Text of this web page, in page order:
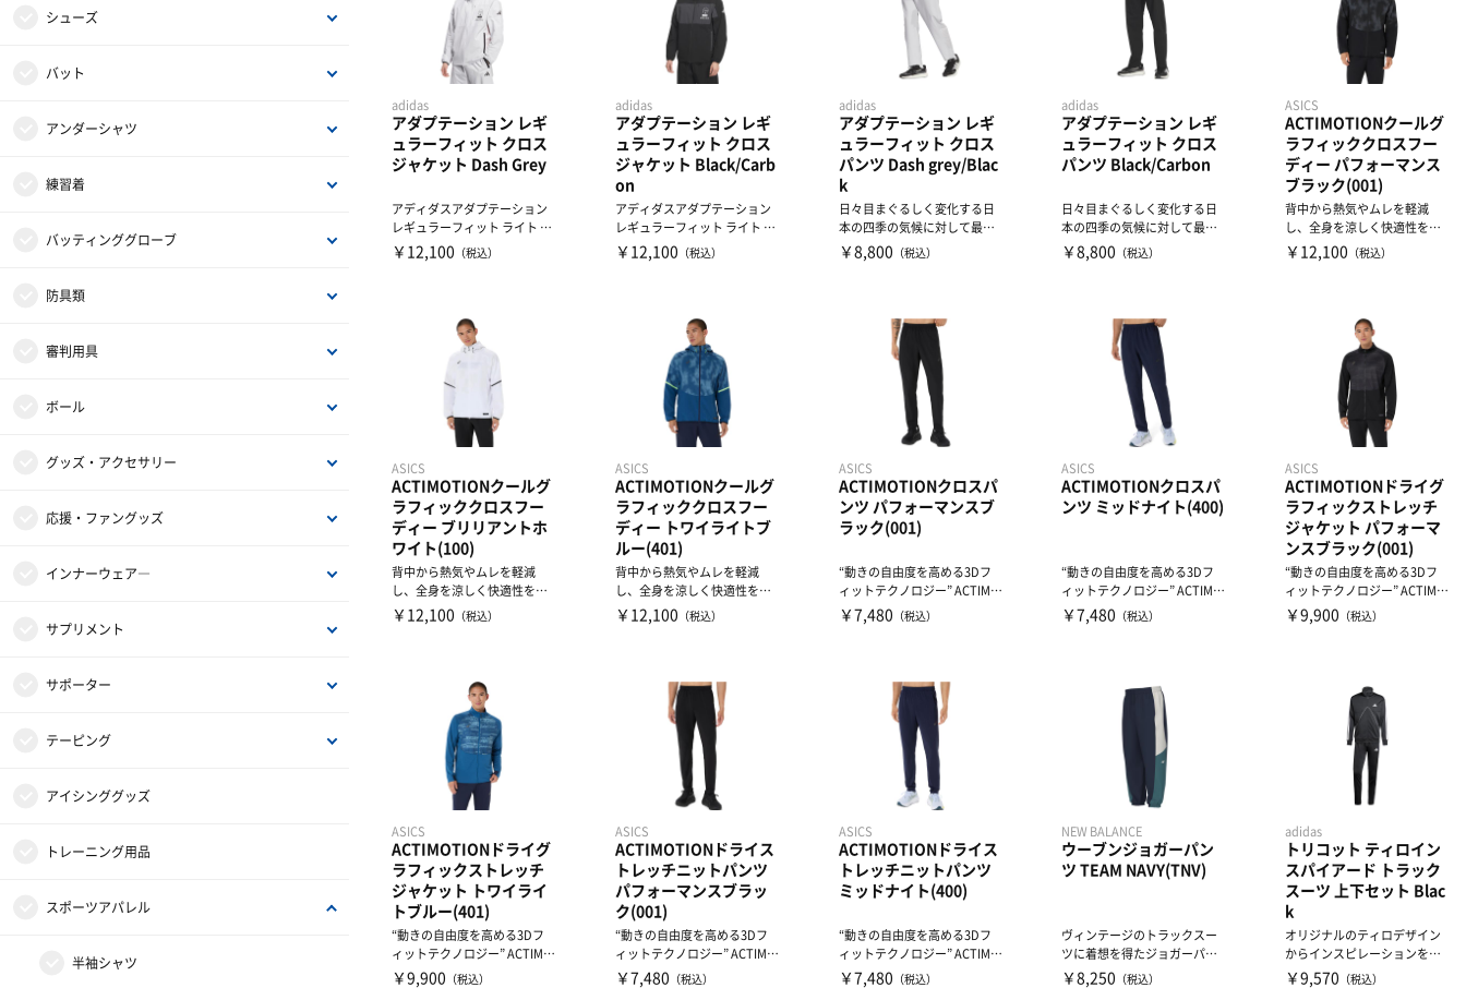
adidas
アダプテーション レギ
ュラーフィット クロス
ジャケット Dash Grey
アディダスアダプテーション
レギュラーフィット ライト ウ
ーブン フード付き フ...
￥12,100 （税込）
adidas
アダプテーション レギ
ュラーフィット クロス
ジャケット Black/Carb
on
アディダスアダプテーション
レギュラーフィット ライト ウ
ーブン フード付き フ...
￥12,100 （税込）
adidas
アダプテーション レギ
ュラーフィット クロス
パンツ Dash grey/Blac
k
日々目まぐるしく変化する日
本の四季の気候に対して最適
な快適性を提供するADPTN...
￥8,800 （税込）
adidas
アダプテーション レギ
ュラーフィット クロス
パンツ Black/Carbon
日々目まぐるしく変化する日
本の四季の気候に対して最適
な快適性を提供するADPTN...
￥8,800 （税込）
ASICS
ACTIMOTIONクールグ
ラフィッククロスフー
ディー パフォーマンス
ブラック(001)
背中から熱気やムレを軽減
し、全身を涼しく快適性を提
供 BACKCOOL構造搭載ジ...
￥12,100 （税込）
ASICS
ACTIMOTIONクールグ
ラフィッククロスフー
ディー ブリリアントホ
ワイト(100)
背中から熱気やムレを軽減
し、全身を涼しく快適性を提
供 BACKCOOL構造搭載ジ...
￥12,100 （税込）
ASICS
ACTIMOTIONクールグ
ラフィッククロスフー
ディー トワイライトブ
ルー(401)
背中から熱気やムレを軽減
し、全身を涼しく快適性を提
供 BACKCOOL構造搭載ジ...
￥12,100 （税込）
ASICS
ACTIMOTIONクロスパ
ンツ パフォーマンスブ
ラック(001)
“動きの自由度を高める3Dフ
ィットテクノロジー” ACTIMO
TION採用クロス...
￥7,480 （税込）
ASICS
ACTIMOTIONクロスパ
ンツ ミッドナイト(400)
“動きの自由度を高める3Dフ
ィットテクノロジー” ACTIMO
TION採用クロス...
￥7,480 （税込）
ASICS
ACTIMOTIONドライグ
ラフィックストレッチ
ジャケット パフォーマ
ンスブラック(001)
“動きの自由度を高める3Dフ
ィットテクノロジー” ACTIMO
TION採用ジャケ...
￥9,900 （税込）
ASICS
ACTIMOTIONドライグ
ラフィックストレッチ
ジャケット トワイライ
トブルー(401)
“動きの自由度を高める3Dフ
ィットテクノロジー” ACTIMO
TION採用ジャケ...
￥9,900 （税込）
ASICS
ACTIMOTIONドライス
トレッチニットパンツ
パフォーマンスブラッ
ク(001)
“動きの自由度を高める3Dフ
ィットテクノロジー” ACTIMO
TION採用パンツ...
￥7,480 （税込）
ASICS
ACTIMOTIONドライス
トレッチニットパンツ
ミッドナイト(400)
“動きの自由度を高める3Dフ
ィットテクノロジー” ACTIMO
TION採用パンツ...
￥7,480 （税込）
NEW BALANCE
ウーブンジョガーパン
ツ TEAM NAVY(TNV)
ヴィンテージのトラックスー
ツに着想を得たジョガーパン
ツです。大胆なカラーブロッ
￥8,250 （税込）
adidas
トリコット ティロイン
スパイアード トラック
スーツ 上下セット Blac
k
オリジナルのティロデザイン
からインスピレーションを得
て、アスレチックのヘリテー
￥9,570 （税込）
硬式用グラブ・ミット
軟式用グラブ・ミット
ソフト用グラブ・ミット
ジュニア用グラブ・ミット
グラブ・ミットアクセサリー・お手入れグッ
シューズ
金歯スパイク
ポイントスパイク
トレーニングシューズ
サンダル
P皮・金具
シューズお手入れグッズ
シューズケース
シューズアクセサリー
バット
硬式用バット
軟式用バット
ソフト用バット
ジュニア用バット
ノック・トレーニングバット
バットケース
バットアクセサリー
グリップテープ
アンダーシャツ
長袖
7分袖
半袖
ノースリーブ
練習着
練習用ユニフォーム
ベースボールシャツ
スライディングパンツ
アウター・防寒ウェアー
ストッキング
キャップ
ベルト
ウェアーアクセサリー
バッティンググローブ
一般用
学生対応
守備・走塁用
ジュニア用バッティンググローブ
防具類
マスク
プロテクター
レガース
キャッチャー防具セット
ヘルメット
防具入れ・ヘルメットケース
アクセサリー
審判用具
審判用防具
審判用ウェアー
審判用シューズ
審判用アクセサリー
ボール
硬式球
軟式球
ソフトボール球
トレーニングボール
サインボール
ボールケース
グッズ・アクセサリー
バッグ
タオル
リストバンド
防寒グッズ
スコアブック
グッズ・アクセサリー
応援・ファングッズ
NPBグッズ
MLBグッズ
グッズ・アクセサリー
インナーウェア―
インナーシャツ
インナーパンツ・タイツ
レディスインナー
サプリメント
アミノ酸
ビタミン・ミネラル
ドリンク
補給食
プロテイン
その他サプリメント
サポーター
ひじ・手首・指用サポーター
大腿・ふくらはぎ用サポーター
腰用サポーター
ひざ用サポーター
足首用サポーター
テーピング
非伸縮テープ
伸縮テープ
アンダーラップ
その他テーピンググッズ
アイシンググッズ
トレーニング用品
スポーツアパレル
半袖シャツ